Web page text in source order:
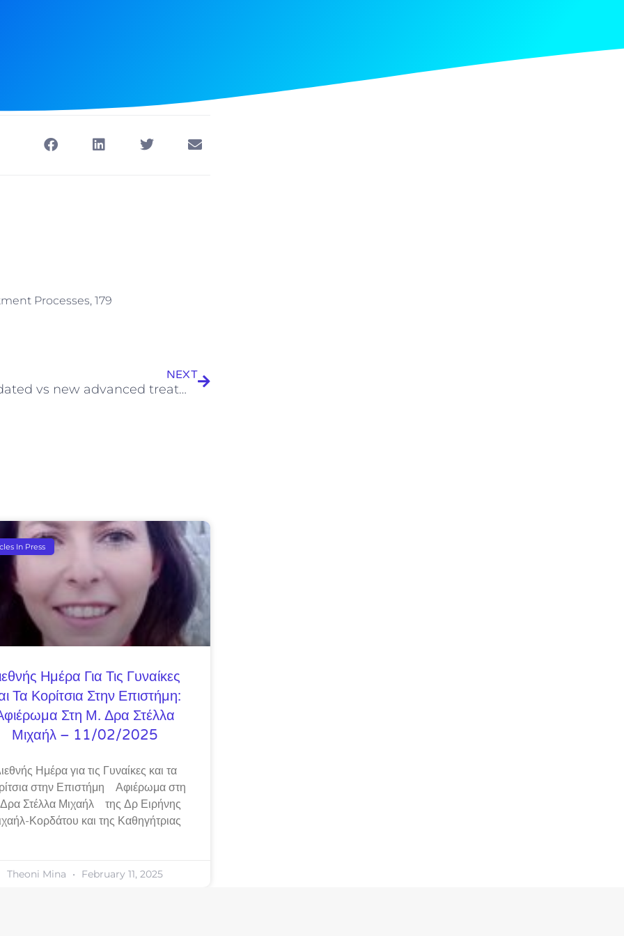
Processes, 179
NEXT
Consolidated vs new advanced treatment methods for the removal of contaminants of emerging concern from urban wastewater
In Press
Ημέρα Για Τις Γυναίκες
Τα Κορίτσια Στην Επιστήμη:
Στη Μ. Δρα Στέλλα
Μιχαήλ – 11/02/2025
Ημέρα για τις Γυναίκες και τα
στην Επιστήμη Αφιέρωμα στη
Στέλλα Μιχαήλ της Δρ Ειρήνης
Κορδάτου και της Καθηγήτριας
Theoni Mina February 11, 2025